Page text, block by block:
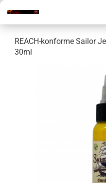
REACH-konforme Sailor
30ml